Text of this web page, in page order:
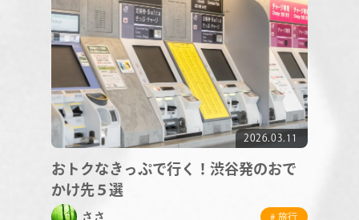
2026.03.11
おトクなきっぷで行く！渋谷発のおで
かけ先５選
ささ # 旅行